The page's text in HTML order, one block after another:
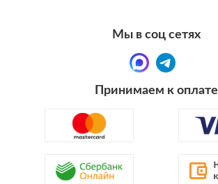
Мы в соц сетях
Принимаем к оплате